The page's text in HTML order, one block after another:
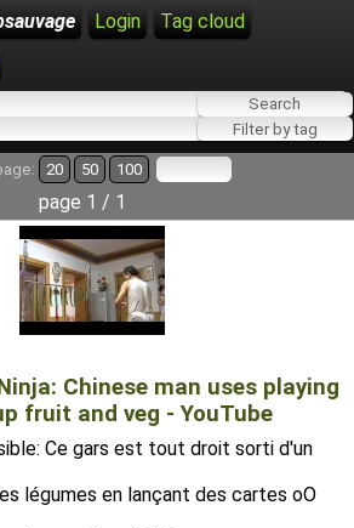
Login
Tag cloud
20 50 100
page 1 / 1
Chinese man uses playing
fruit and veg - YouTube
Ce gars est tout droit sorti d'un
légumes en lançant des cartes oO